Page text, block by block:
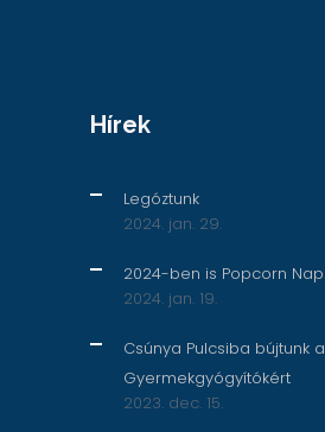
Hírek
Legóztunk
2024. jan. 29.
2024-ben is Popcorn Nap
2024. jan. 19.
Csúnya Pulcsiba bújtunk a
Gyermekgyógyítókért
2023. dec. 15.